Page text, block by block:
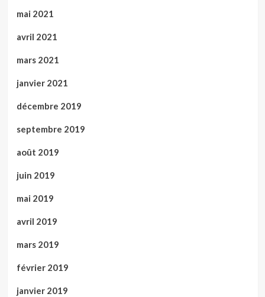
mai 2021
avril 2021
mars 2021
janvier 2021
décembre 2019
septembre 2019
août 2019
juin 2019
mai 2019
avril 2019
mars 2019
février 2019
janvier 2019